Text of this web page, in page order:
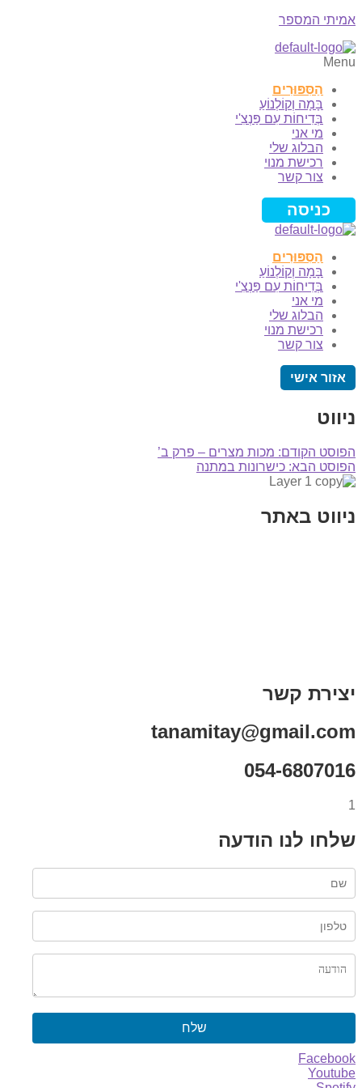
אמיתי המספר
Menu
הַסִּפּוּרִים
בָּמָה וְקוֹלְנוֹעַ
בְּדִיחוֹת עִם פַּנְצִ'י
מי אני
הבלוג שלי
רכישת מנוי
צור קשר
כניסה
הַסִּפּוּרִים
בָּמָה וְקוֹלְנוֹעַ
בְּדִיחוֹת עִם פַּנְצִ'י
מי אני
הבלוג שלי
רכישת מנוי
צור קשר
אזור אישי
ניווט
הפוסט הקודם: מכות מצרים – פרק ב’
הפוסט הבא: כישרונות במתנה
ניווט באתר
יצירת קשר
tanamitay@gmail.com
054-6807016
1
שלחו לנו הודעה
שלח
Facebook
Youtube